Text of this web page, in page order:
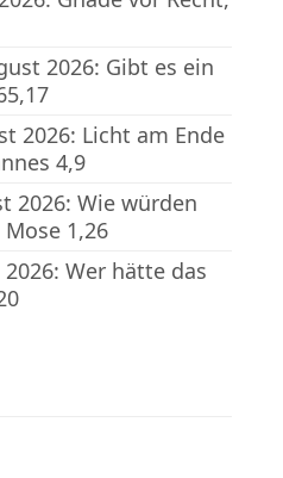
2026: Gibt es ein
2026: Licht am Ende
4,9
2026: Wie würden
1,26
Wer hätte das